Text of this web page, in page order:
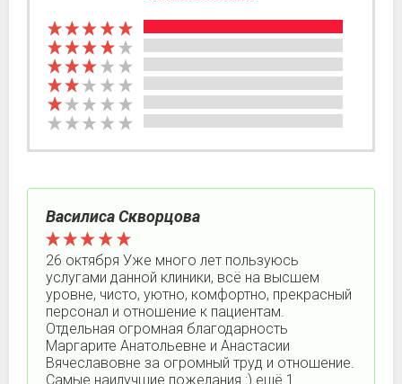
Василиса Скворцова
26 октября Уже много лет пользуюсь
услугами данной клиники, всё на высшем
уровне, чисто, уютно, комфортно, прекрасный
персонал и отношение к пациентам.
Отдельная огромная благодарность
Маргарите Анатольевне и Анастасии
Вячеславовне за огромный труд и отношение.
Самые наилучшие пожелания :) ещё 1